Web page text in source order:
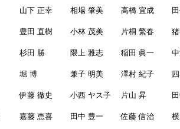
山下 正幸 相場 肇美 高橋 宜成
豊田 直樹 小林 茂美 片桐 繁春
杉田 勝 隈上 雅志 稲田 眞一
堀 博 兼子 明美 澤村 紀子
伊藤 徹史 小西 ヤス子 片山 昇
嘉藤 恵喜 田中 豊一 佐藤 信治